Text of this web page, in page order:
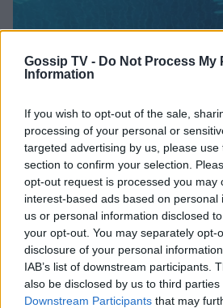
Gossip TV - Do Not Process My
Information
If you wish to opt-out of the sale,
processing of your personal or
targeted advertising by us, please
section to confirm your selection.
opt-out request is processed you may
interest-based ads based on personal
us or personal information disclosed
your opt-out. You may separately opt-
disclosure of your personal
IAB’s list of downstream participants.
also be disclosed by us to third parties
Downstream Participants that may
μίσος στον απόλυτο έρωτα
TRENDS
Ντούα Λίπα: Το 20λεπτο
για πέτρινους κοιλιακούς... χωρίς
γυμναστήριο
SHOWBIZ
Κάρμεν Ρουγγέρη: «Πάντα
τον εαυτό μου με τη μεγάλη μου
μύτη, με όλα»
Πάρος: Συγκλονίζει ο πατέρας
αγοριού - Λεπτό προς λεπτό οι